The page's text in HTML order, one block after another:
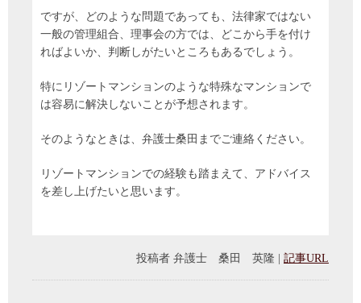
ですが、どのような問題であっても、法律家ではない
一般の管理組合、理事会の方では、どこから手を付け
ればよいか、判断しがたいところもあるでしょう。
特にリゾートマンションのような特殊なマンションで
は容易に解決しないことが予想されます。
そのようなときは、弁護士桑田までご連絡ください。
リゾートマンションでの経験も踏まえて、アドバイス
を差し上げたいと思います。
投稿者 弁護士 桑田 英隆 記事URL